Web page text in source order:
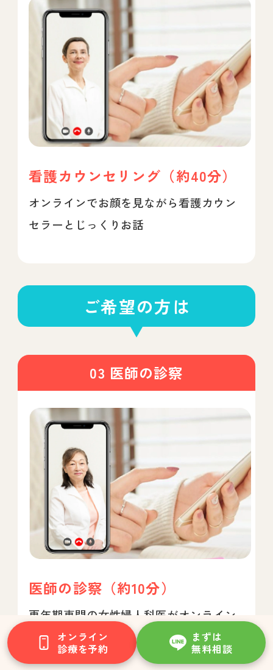
看護カウンセリング（約40分）
オンラインでお顔を見ながら看護カウン
セラーとじっくりお話
ご希望の方は
03 医師の診察
医師の診察（約10分）
更年期専門の女性婦人科医がオンライン
で診察オンライン
診療を予約
まずは
無料相談